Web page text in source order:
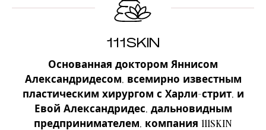
111SKIN
Основанная доктором Яннисом
Александридесом, всемирно известным
пластическим хирургом с Харли-стрит, и
Евой Александридес, дальновидным
предпринимателем, компания 111SKIN